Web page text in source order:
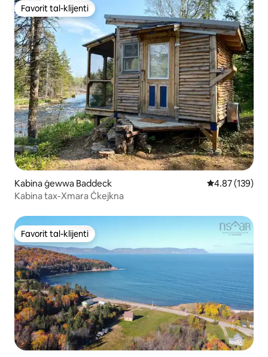
Favorit tal-klijenti
Favorit tal-klijenti
Kabina ġewwa Baddeck Rating medju
4.87 (139)
Kabina tax-Xmara Ċkejkna
Favorit tal-klijenti
Favorit tal-klijenti